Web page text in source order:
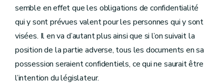
semble en effet que les obligations de confidentialité
qui y sont prévues valent pour les personnes qui y sont
visées. Il en va d’autant plus ainsi que si l’on suivait la
position de la partie adverse, tous les documents en sa
possession seraient confidentiels, ce qui ne saurait être
l’intention du législateur.